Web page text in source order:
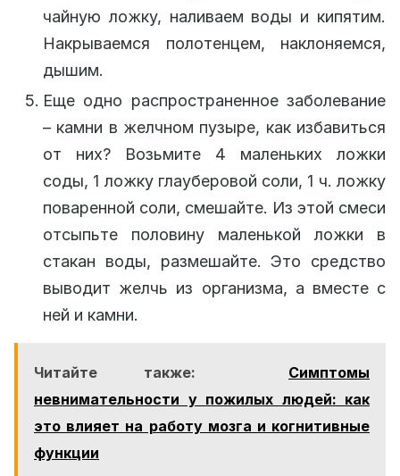
чайную ложку, наливаем воды и кипятим.
Накрываемся полотенцем, наклоняемся,
дышим.
Еще одно распространенное заболевание
– камни в желчном пузыре, как избавиться
от них? Возьмите 4 маленьких ложки
соды, 1 ложку глауберовой соли, 1 ч. ложку
поваренной соли, смешайте. Из этой смеси
отсыпьте половину маленькой ложки в
стакан воды, размешайте. Это средство
выводит желчь из организма, а вместе с
ней и камни.
Читайте также:
Симптомы
невнимательности у пожилых людей: как
это влияет на работу мозга и когнитивные
функции